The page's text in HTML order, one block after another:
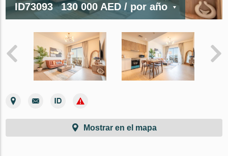
ID73093 130 000 AED/ por año
Mostrar en el mapa